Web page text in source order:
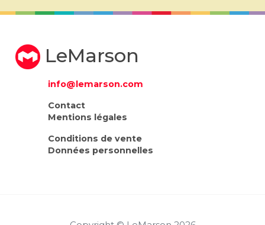
LeMarson
info@lemarson.com
Contact
Mentions légales
Conditions de vente
Données personnelles